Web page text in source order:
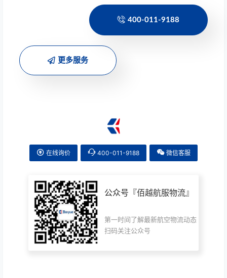
400-011-9188
更多服务
在线询价 400-011-9188 微信客服
公众号『佰越航服物流』
第一时间了解最新航空物流动态
扫码关注公众号